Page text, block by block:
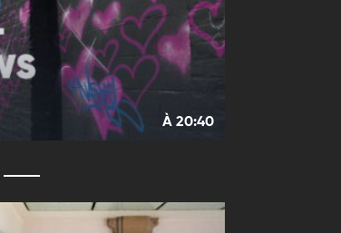
À 20:40